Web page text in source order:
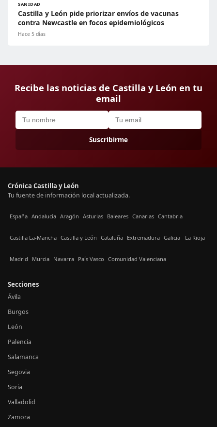
SANIDAD
Castilla y León pide priorizar envíos de vacunas
contra Newcastle en focos epidemiológicos
Hace 5 días
Recibe las noticias de Castilla y León en tu
email
Suscribirme
Crónica Castilla y León
Tu fuente de información local actualizada.
España Andalucía Aragón Asturias Baleares Canarias Cantabria
Castilla La-Mancha Castilla y León Cataluña Extremadura Galicia La Rioja
Madrid Murcia Navarra País Vasco Comunidad Valenciana
Secciones
Ávila
Burgos
León
Palencia
Salamanca
Segovia
Soria
Valladolid
Zamora